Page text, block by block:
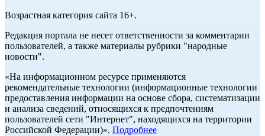
Возрастная категория сайта 16+.
Редакция портала не несет ответственности за комментарии
пользователей, а также материалы рубрики "народные
новости".
«На информационном ресурсе применяются
рекомендательные технологии (информационные технологии
предоставления информации на основе сбора, систематизации
и анализа сведений, относящихся к предпочтениям
пользователей сети "Интернет", находящихся на территории
Российской Федерации)». Подробнее